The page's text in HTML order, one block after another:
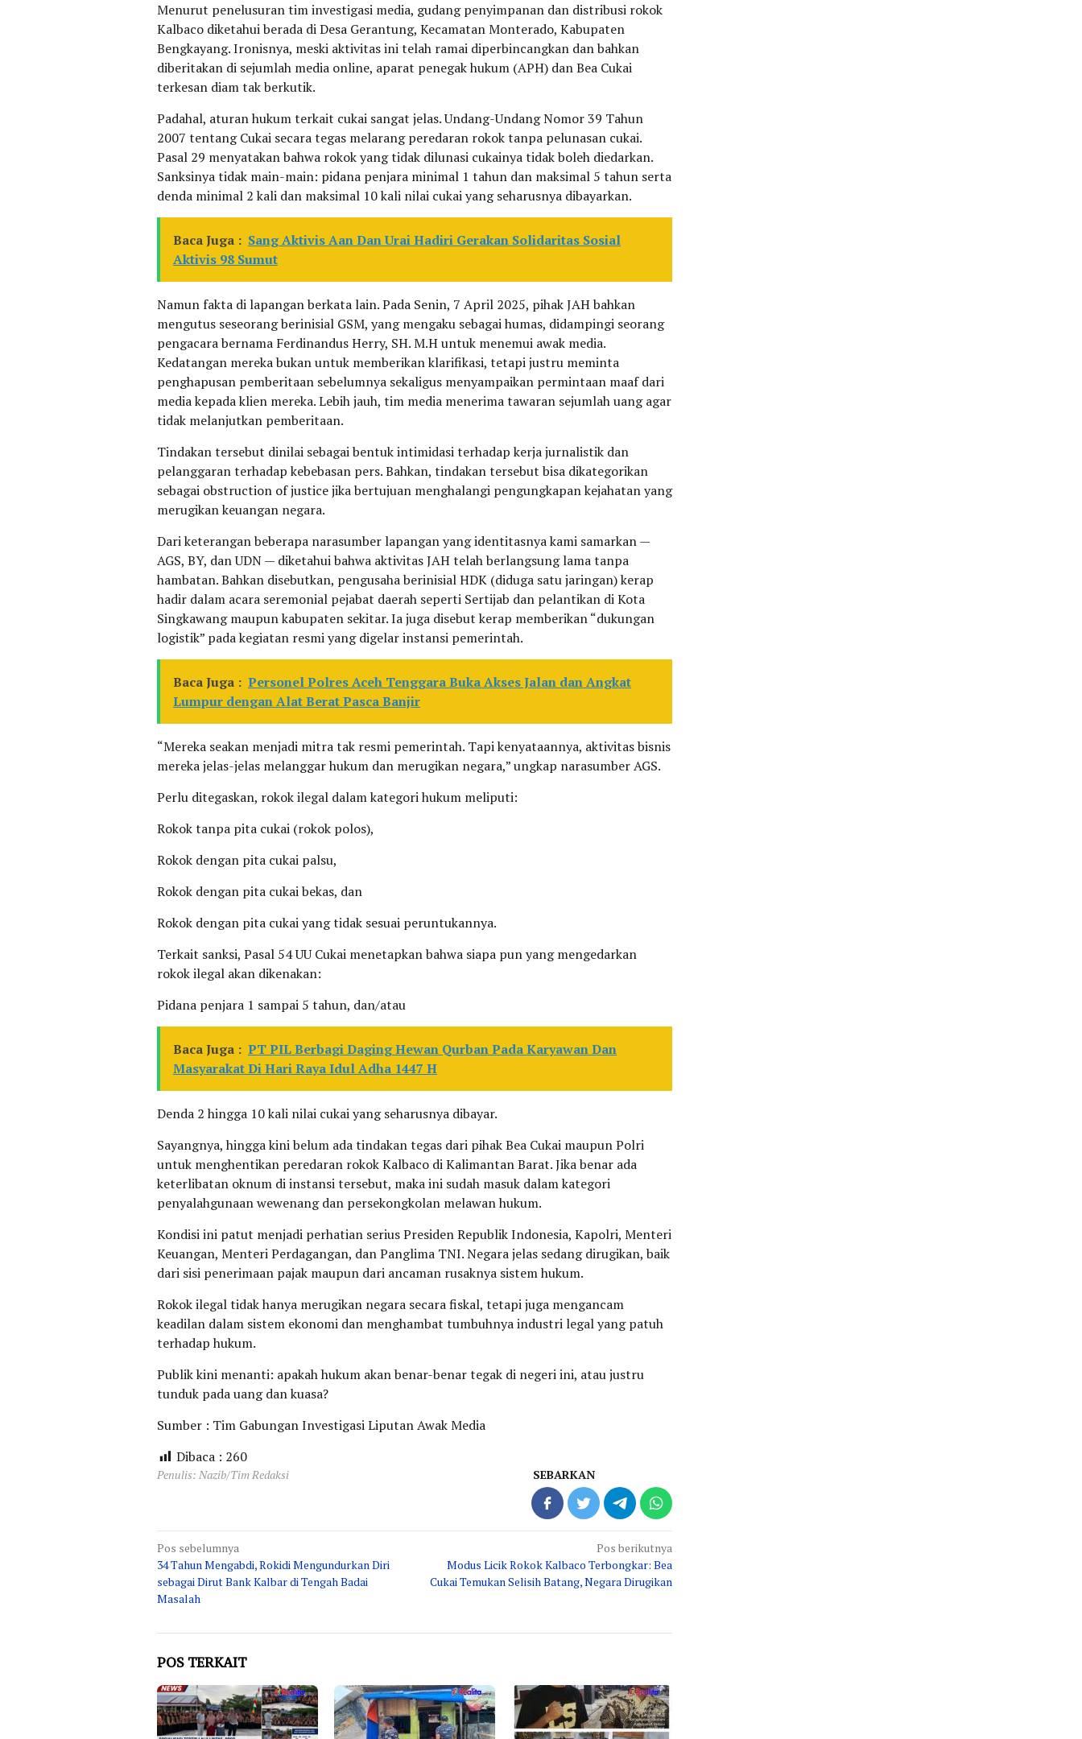
Menurut penelusuran tim investigasi media, gudang penyimpanan dan distribusi rokok
Kalbaco diketahui berada di Desa Gerantung, Kecamatan Monterado, Kabupaten
Bengkayang. Ironisnya, meski aktivitas ini telah ramai diperbincangkan dan bahkan
diberitakan di sejumlah media online, aparat penegak hukum (APH) dan Bea Cukai
terkesan diam tak berkutik.
Padahal, aturan hukum terkait cukai sangat jelas. Undang-Undang Nomor 39 Tahun
2007 tentang Cukai secara tegas melarang peredaran rokok tanpa pelunasan cukai.
Pasal 29 menyatakan bahwa rokok yang tidak dilunasi cukainya tidak boleh diedarkan.
Sanksinya tidak main-main: pidana penjara minimal 1 tahun dan maksimal 5 tahun serta
denda minimal 2 kali dan maksimal 10 kali nilai cukai yang seharusnya dibayarkan.
Baca Juga : Sang Aktivis Aan Dan Urai Hadiri Gerakan Solidaritas Sosial
Aktivis 98 Sumut
Namun fakta di lapangan berkata lain. Pada Senin, 7 April 2025, pihak JAH bahkan
mengutus seseorang berinisial GSM, yang mengaku sebagai humas, didampingi seorang
pengacara bernama Ferdinandus Herry, SH. M.H untuk menemui awak media.
Kedatangan mereka bukan untuk memberikan klarifikasi, tetapi justru meminta
penghapusan pemberitaan sebelumnya sekaligus menyampaikan permintaan maaf dari
media kepada klien mereka. Lebih jauh, tim media menerima tawaran sejumlah uang agar
tidak melanjutkan pemberitaan.
Tindakan tersebut dinilai sebagai bentuk intimidasi terhadap kerja jurnalistik dan
pelanggaran terhadap kebebasan pers. Bahkan, tindakan tersebut bisa dikategorikan
sebagai obstruction of justice jika bertujuan menghalangi pengungkapan kejahatan yang
merugikan keuangan negara.
Dari keterangan beberapa narasumber lapangan yang identitasnya kami samarkan —
AGS, BY, dan UDN — diketahui bahwa aktivitas JAH telah berlangsung lama tanpa
hambatan. Bahkan disebutkan, pengusaha berinisial HDK (diduga satu jaringan) kerap
hadir dalam acara seremonial pejabat daerah seperti Sertijab dan pelantikan di Kota
Singkawang maupun kabupaten sekitar. Ia juga disebut kerap memberikan “dukungan
logistik” pada kegiatan resmi yang digelar instansi pemerintah.
Baca Juga : Personel Polres Aceh Tenggara Buka Akses Jalan dan Angkat
Lumpur dengan Alat Berat Pasca Banjir
“Mereka seakan menjadi mitra tak resmi pemerintah. Tapi kenyataannya, aktivitas bisnis
mereka jelas-jelas melanggar hukum dan merugikan negara,” ungkap narasumber AGS.
Perlu ditegaskan, rokok ilegal dalam kategori hukum meliputi:
Rokok tanpa pita cukai (rokok polos),
Rokok dengan pita cukai palsu,
Rokok dengan pita cukai bekas, dan
Rokok dengan pita cukai yang tidak sesuai peruntukannya.
Terkait sanksi, Pasal 54 UU Cukai menetapkan bahwa siapa pun yang mengedarkan
rokok ilegal akan dikenakan:
Pidana penjara 1 sampai 5 tahun, dan/atau
Baca Juga : PT PIL Berbagi Daging Hewan Qurban Pada Karyawan Dan
Masyarakat Di Hari Raya Idul Adha 1447 H
Denda 2 hingga 10 kali nilai cukai yang seharusnya dibayar.
Sayangnya, hingga kini belum ada tindakan tegas dari pihak Bea Cukai maupun Polri
untuk menghentikan peredaran rokok Kalbaco di Kalimantan Barat. Jika benar ada
keterlibatan oknum di instansi tersebut, maka ini sudah masuk dalam kategori
penyalahgunaan wewenang dan persekongkolan melawan hukum.
Kondisi ini patut menjadi perhatian serius Presiden Republik Indonesia, Kapolri, Menteri
Keuangan, Menteri Perdagangan, dan Panglima TNI. Negara jelas sedang dirugikan, baik
dari sisi penerimaan pajak maupun dari ancaman rusaknya sistem hukum.
Rokok ilegal tidak hanya merugikan negara secara fiskal, tetapi juga mengancam
keadilan dalam sistem ekonomi dan menghambat tumbuhnya industri legal yang patuh
terhadap hukum.
Publik kini menanti: apakah hukum akan benar-benar tegak di negeri ini, atau justru
tunduk pada uang dan kuasa?
Sumber : Tim Gabungan Investigasi Liputan Awak Media
Dibaca : 260
Penulis: Nazib/Tim Redaksi SEBARKAN
Navigasi
pos
Pos sebelumnya
34 Tahun Mengabdi, Rokidi Mengundurkan Diri
sebagai Dirut Bank Kalbar di Tengah Badai
Masalah
Pos berikutnya
Modus Licik Rokok Kalbaco Terbongkar: Bea
Cukai Temukan Selisih Batang, Negara Dirugikan
POS TERKAIT